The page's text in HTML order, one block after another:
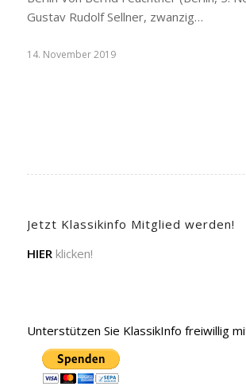
Gustav Rudolf Sellner, zwanzig…
14. November 2019
Jetzt Klassikinfo Mitglied werden!
HIER klicken!
Unterstützen Sie KlassikInfo freiwillig